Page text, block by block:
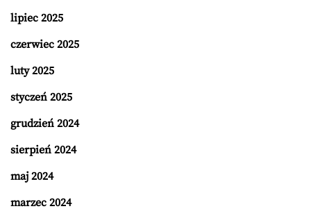
lipiec 2025
czerwiec 2025
luty 2025
styczeń 2025
grudzień 2024
sierpień 2024
maj 2024
marzec 2024